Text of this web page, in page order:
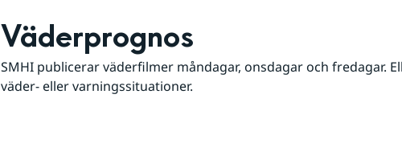
Väderprognos
SMHI publicerar väderfilmer måndagar, onsdagar och fredagar.
väder- eller varningssituationer.